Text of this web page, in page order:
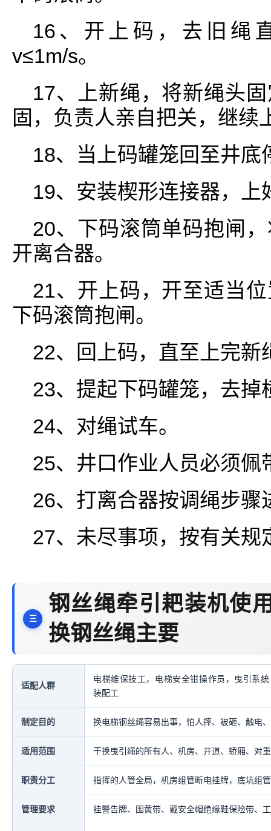
16、开上码，去旧绳
v≤1m/s。
17、上新绳，将新绳头
固，负责人亲自把关，继续
18、当上码罐笼回至井底
19、安装楔形连接器，上
20、下码滚筒单码抱闸
开离合器。
21、开上码，开至适当
下码滚筒抱闸。
22、回上码，直至上完新
23、提起下码罐笼，去掉
24、对绳试车。
25、井口作业人员必须
26、打离合器按调绳步骤
27、未尽事项，按有关规
钢丝绳牵引耙装机使
换钢丝绳主要
适配人群
电梯维保技工，电梯安全钳操作员，曳引系统
装配工
制定目的 换电梯钢丝绳容易出事，怕人摔、被砸、触电
适用范围 干换曳引绳的所有人、机房、井道、轿厢、对
职责分工 指挥的人管全局，机房组管断电挂牌，底坑组
管理要求 挂警告牌、围黄带、戴安全帽绝缘鞋保险带、